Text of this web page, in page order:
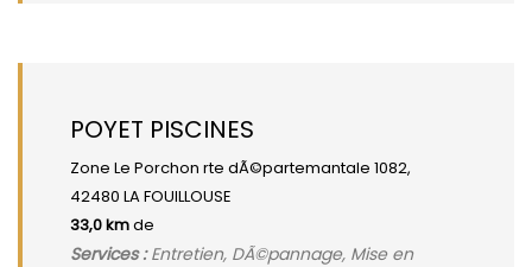
POYET PISCINES
Zone Le Porchon rte dÃ©partemantale 1082,
42480 LA FOUILLOUSE
33,0 kmde
Services :Entretien, DÃ©pannage, Mise en